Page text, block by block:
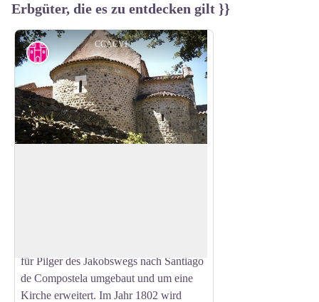
Erbgüter, die es zu entdecken gilt }}
CCACVI
für Pilger des Jakobswegs nach Santiago
de Compostela umgebaut und um eine
Kirche erweitert. Im Jahr 1802 wird